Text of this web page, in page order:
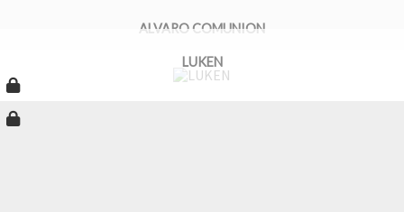
ALVARO COMUNION
LUKEN